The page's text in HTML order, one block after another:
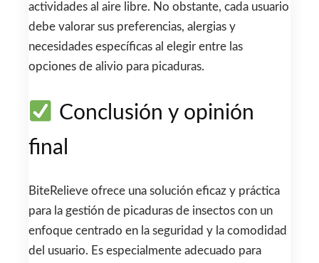
actividades al aire libre. No obstante, cada usuario
debe valorar sus preferencias, alergias y
necesidades específicas al elegir entre las
opciones de alivio para picaduras.
Conclusión y opinión
final
BiteRelieve ofrece una solución eficaz y práctica
para la gestión de picaduras de insectos con un
enfoque centrado en la seguridad y la comodidad
del usuario. Es especialmente adecuado para